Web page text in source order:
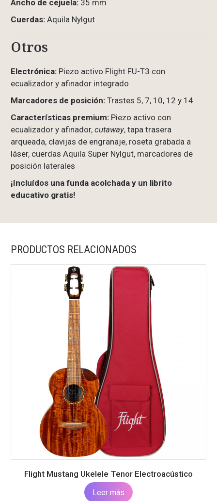
Ancho de cejuela: 35 mm
Cuerdas: Aquila Nylgut
Otros
Electrónica: Piezo activo Flight FU-T3 con
ecualizador y afinador integrado
Marcadores de posición:Trastes 5, 7, 10, 12 y 14
Características premium: Piezo activo con
ecualizador y afinador,cutaway, tapa trasera
arqueada, clavijas de engranaje, roseta grabada a
láser, cuerdas Aquila Super Nylgut, marcadores de
posición laterales
¡Incluídos una funda acolchada y un librito
educativo gratis!
PRODUCTOS RELACIONADOS
Flight Mustang Ukelele Tenor Electroacústico
Leer más